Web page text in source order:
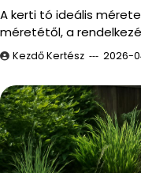
A kerti tó ideális
méretétől, a
Kezdő Kertész 2026-